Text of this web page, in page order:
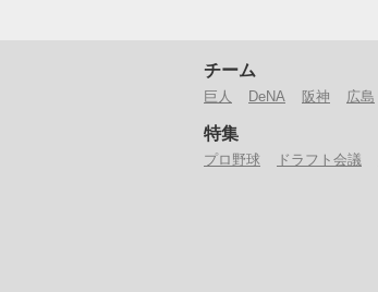
チーム
巨人 DeNA 阪神 広島
特集
プロ野球 ドラフト会議